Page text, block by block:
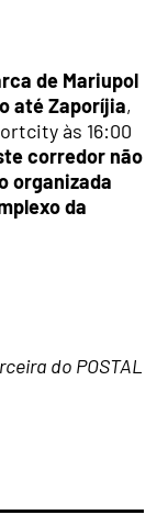
de Mariupol
até Zaporíjia,
às 16:00
corredor não
organizada
da
do POSTAL